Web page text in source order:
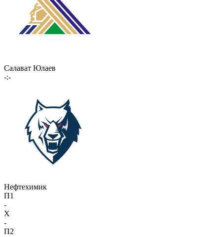
Салават Юлаев
-:-
Нефтехимик
П1
-
X
-
П2